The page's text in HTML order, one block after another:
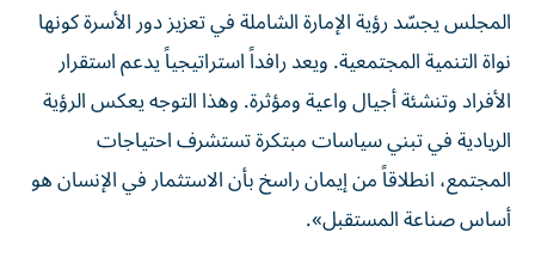
المجلس يجسّد رؤية الإمارة الشاملة في تعزيز دور الأسرة كونها
نواة التنمية المجتمعية. ويعد رافداً استراتيجياً يدعم استقرار
الأفراد وتنشئة أجيال واعية ومؤثرة. وهذا التوجه يعكس الرؤية
الريادية في تبني سياسات مبتكرة تستشرف احتياجات
المجتمع، انطلاقاً من إيمان راسخ بأن الاستثمار في الإنسان هو
أساس صناعة المستقبل».